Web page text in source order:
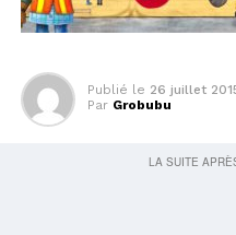
Publié le 26 juillet
Par Grobubu